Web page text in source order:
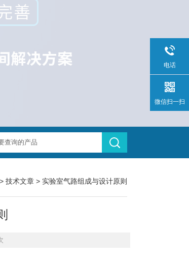
> 技术文章 > 实验室气路组成与设计原则
电话
微信扫一扫